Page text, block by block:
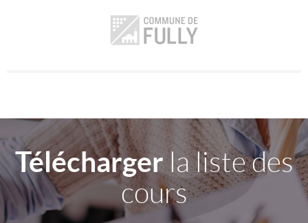
Téléchargerla liste des
cours